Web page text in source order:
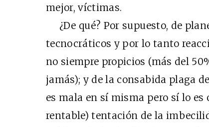
mejor, víctimas.
¿De qué? Por supuesto, de
tecnocráticos y por lo tanto
no siempre propicios (más del
jamás); y de la consabida plaga
es mala en sí misma pero sí lo es
rentable) tentación de la